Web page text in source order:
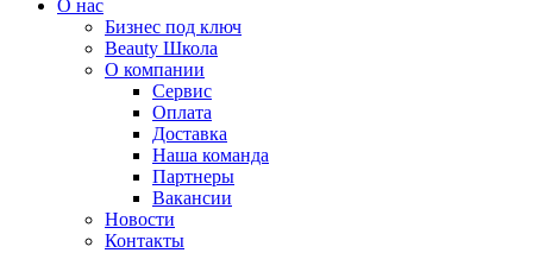
О нас
Бизнес под ключ
Beauty Школа
О компании
Сервис
Оплата
Доставка
Наша команда
Партнеры
Вакансии
Новости
Контакты